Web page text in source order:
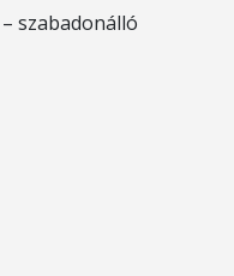
szabadonálló